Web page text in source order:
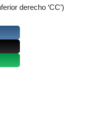
derecho ‘CC’)